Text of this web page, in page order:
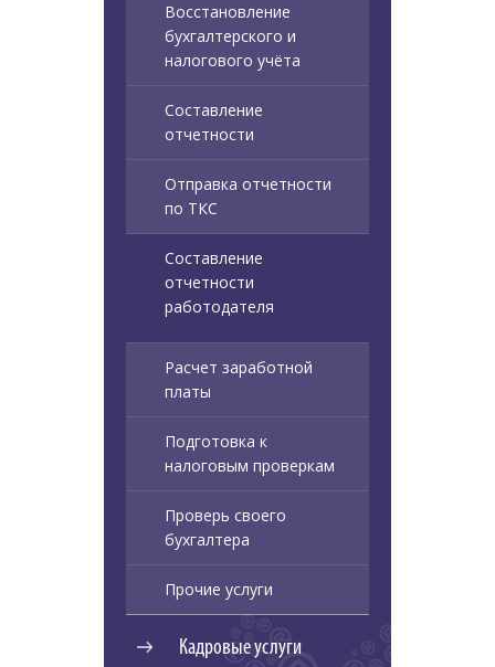
Восстановление
бухгалтерского и
налогового учёта
Составление
отчетности
Отправка отчетности
по ТКС
Составление
отчетности
работодателя
Расчет заработной
платы
Подготовка к
налоговым проверкам
Проверь своего
бухгалтера
Прочие услуги
Кадровые услуги